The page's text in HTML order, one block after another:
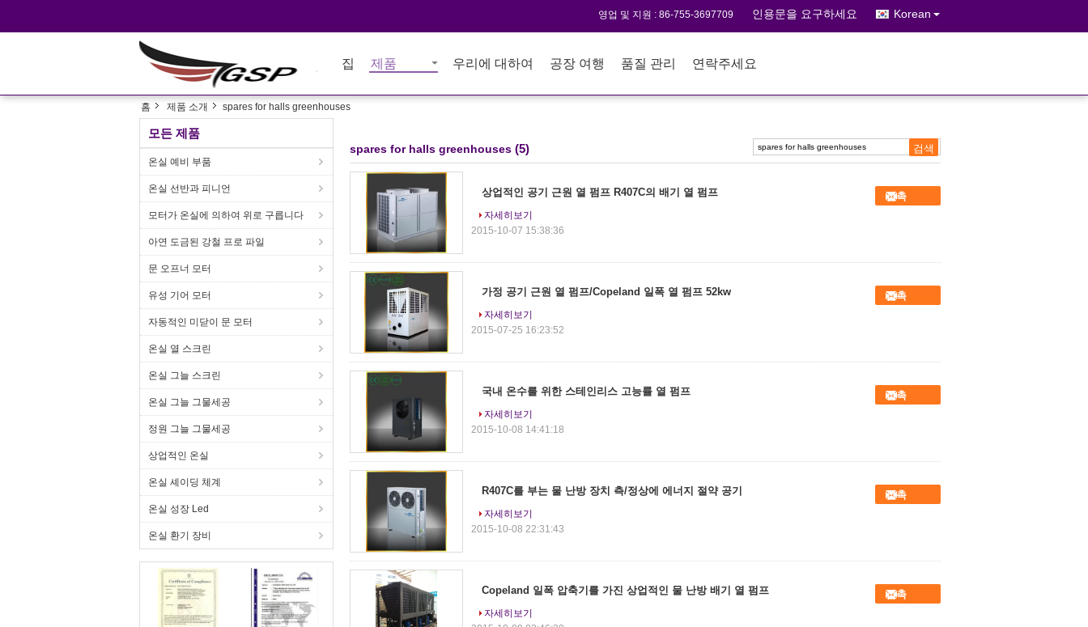
영업 및 지원 : 86-755-3697709 인용문을 요구하세요 Korean
집 제품 우리에 대하여 공장 여행 품질 관리 연락주세요
홈 제품 소개 spares for halls greenhouses
모든 제품
온실 예비 부품
온실 선반과 피니언
모터가 온실에 의하여 위로 구릅니다
아연 도금된 강철 프로 파일
문 오프너 모터
유성 기어 모터
자동적인 미닫이 문 모터
온실 열 스크린
온실 그늘 스크린
온실 그늘 그물세공
정원 그늘 그물세공
상업적인 온실
온실 셰이딩 체계
온실 성장 Led
온실 환기 장비
spares for halls greenhouses (5)
상업적인 공기 근원 열 펌프 R407C의 배기 열 펌프 접촉
자세히보기
2015-10-07 15:38:36
가정 공기 근원 열 펌프/Copeland 일폭 열 펌프 52kw 접촉
자세히보기
2015-07-25 16:23:52
국내 온수를 위한 스테인리스 고능률 열 펌프 접촉
자세히보기
2015-10-08 14:41:18
R407C를 부는 물 난방 장치 측/정상에 에너지 절약 공기 접촉
자세히보기
2015-10-08 22:31:43
Copeland 일폭 압축기를 가진 상업적인 물 난방 배기 열 펌프 접촉
자세히보기